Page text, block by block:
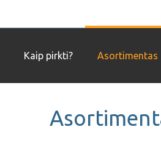
Kaip pirkti? Asortimentas